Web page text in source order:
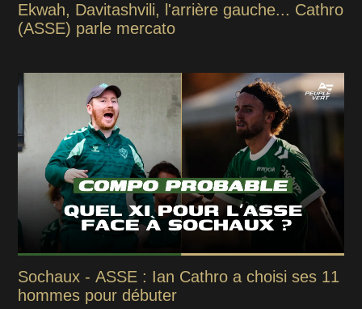
Ekwah, Davitashvili, l'arrière gauche... Cathro
(ASSE) parle mercato
Sochaux - ASSE : Ian Cathro a choisi ses 11
hommes pour débuter